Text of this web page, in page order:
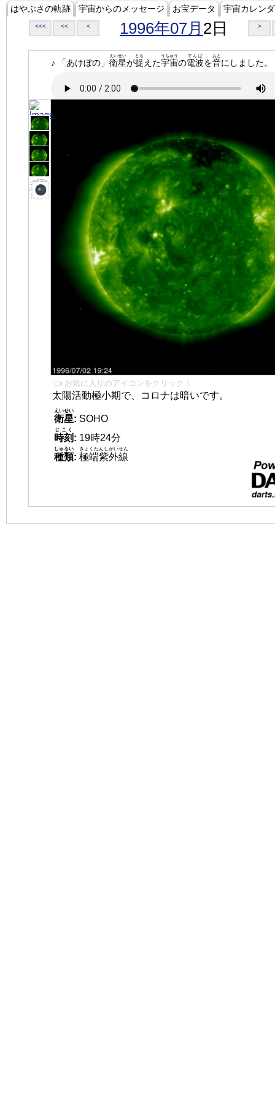
はやぶさの軌跡 宇宙からのメッセージ お宝データ 宇宙カレン
<<< << < 1996年07月 2日 >
♪ 「あけぼの」 衛星
えいせい
が捉
とら
えた宇宙
うちゅう
の電波
でんぱ
を音
おと
にしました。
👈 お気に入りのアイコンをクリック！
太陽活動極小期で、コロナは暗いです。
衛星
えいせい
: SOHO
時刻
じこく
: 19時24分
種類
しゅるい
: 極端紫外線
きょくたんしがいせん